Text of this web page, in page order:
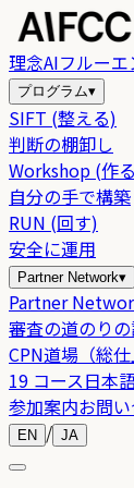
理念AIフルー
プログラム▾
SIFT (整える)
判断の棚卸し
Workshop (作
自分の手で構築
RUN (回す)
安全に運用
Partner Network▾
Partner
審査の道のり
CPN道場（総仕
19 コース日本
参加案内お問
EN / JA